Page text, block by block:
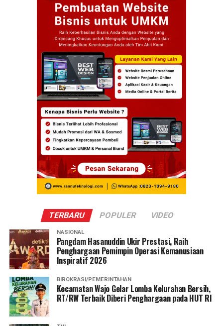
TERBARU POPULER VIDEO
NASIONAL
Pangdam Hasanuddin Ukir Prestasi, Raih
Penghargaan Pemimpin Operasi Kemanusiaan
Inspiratif 2026
BIROKRASI/PEMERINTAHAN
Kecamatan Wajo Gelar Lomba Kelurahan Bersih,
RT/RW Terbaik Diberi Penghargaan pada HUT RI